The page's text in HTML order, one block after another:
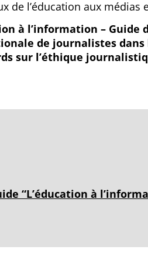
de l’éducation aux médias
à l’information –
de journalistes
sur l’éthique
“L’éducation à